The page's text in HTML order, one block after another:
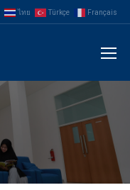
ไทย Türkçe Français